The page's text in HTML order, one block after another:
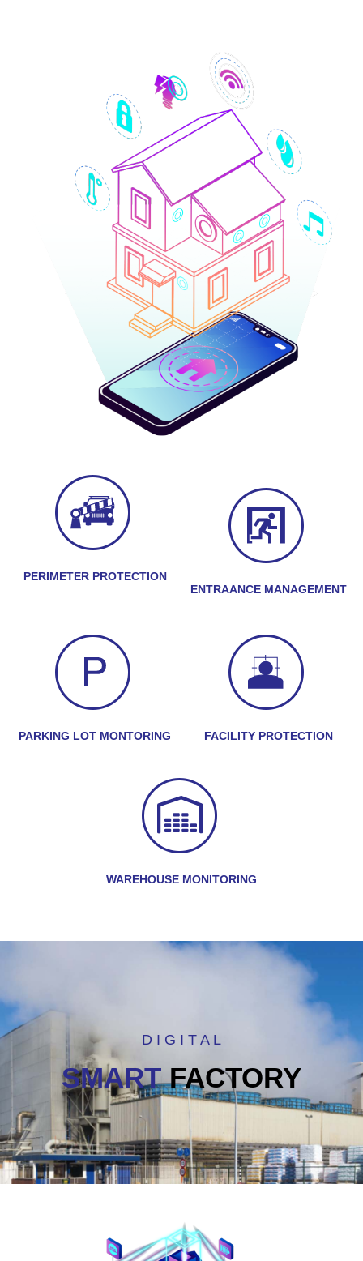
PERIMETER PROTECTION
ENTRAANCE MANAGEMENT
PARKING LOT MONTORING FACILITY PROTECTION
WAREHOUSE MONITORING
D I G I T A L
SMARTFACTORY